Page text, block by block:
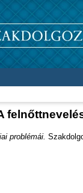
problémái.